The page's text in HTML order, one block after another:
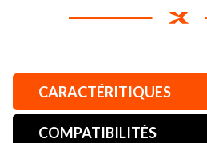
CARACTÉRITIQUES
COMPATIBILITÉS